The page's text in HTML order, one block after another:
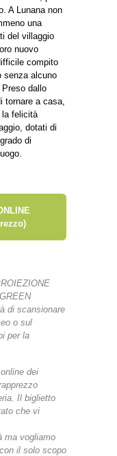
A Lunana non
una
del villaggio
nuovo
compito
senza alcuno
dallo
tornare a casa,
la felicità
dotati di
di
di scansionare
o sul
per la
dei
Il biglietto
che vi
ma vogliamo
il solo scopo